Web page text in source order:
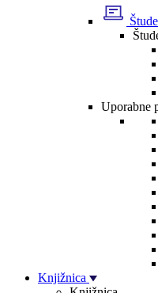
Uporabne
Knjižnica